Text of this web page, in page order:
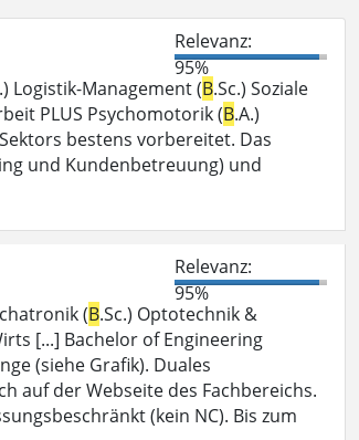
Relevanz:
95%
.) Logistik-Management (B.Sc.) Soziale
PLUS Psychomotorik (B.A.)
bestens vorbereitet. Das
und Kundenbetreuung) und
Relevanz:
95%
(B.Sc.) Optotechnik &
[...] Bachelor of Engineering
(siehe Grafik). Duales
auf der Webseite des Fachbereichs.
(kein NC). Bis zum